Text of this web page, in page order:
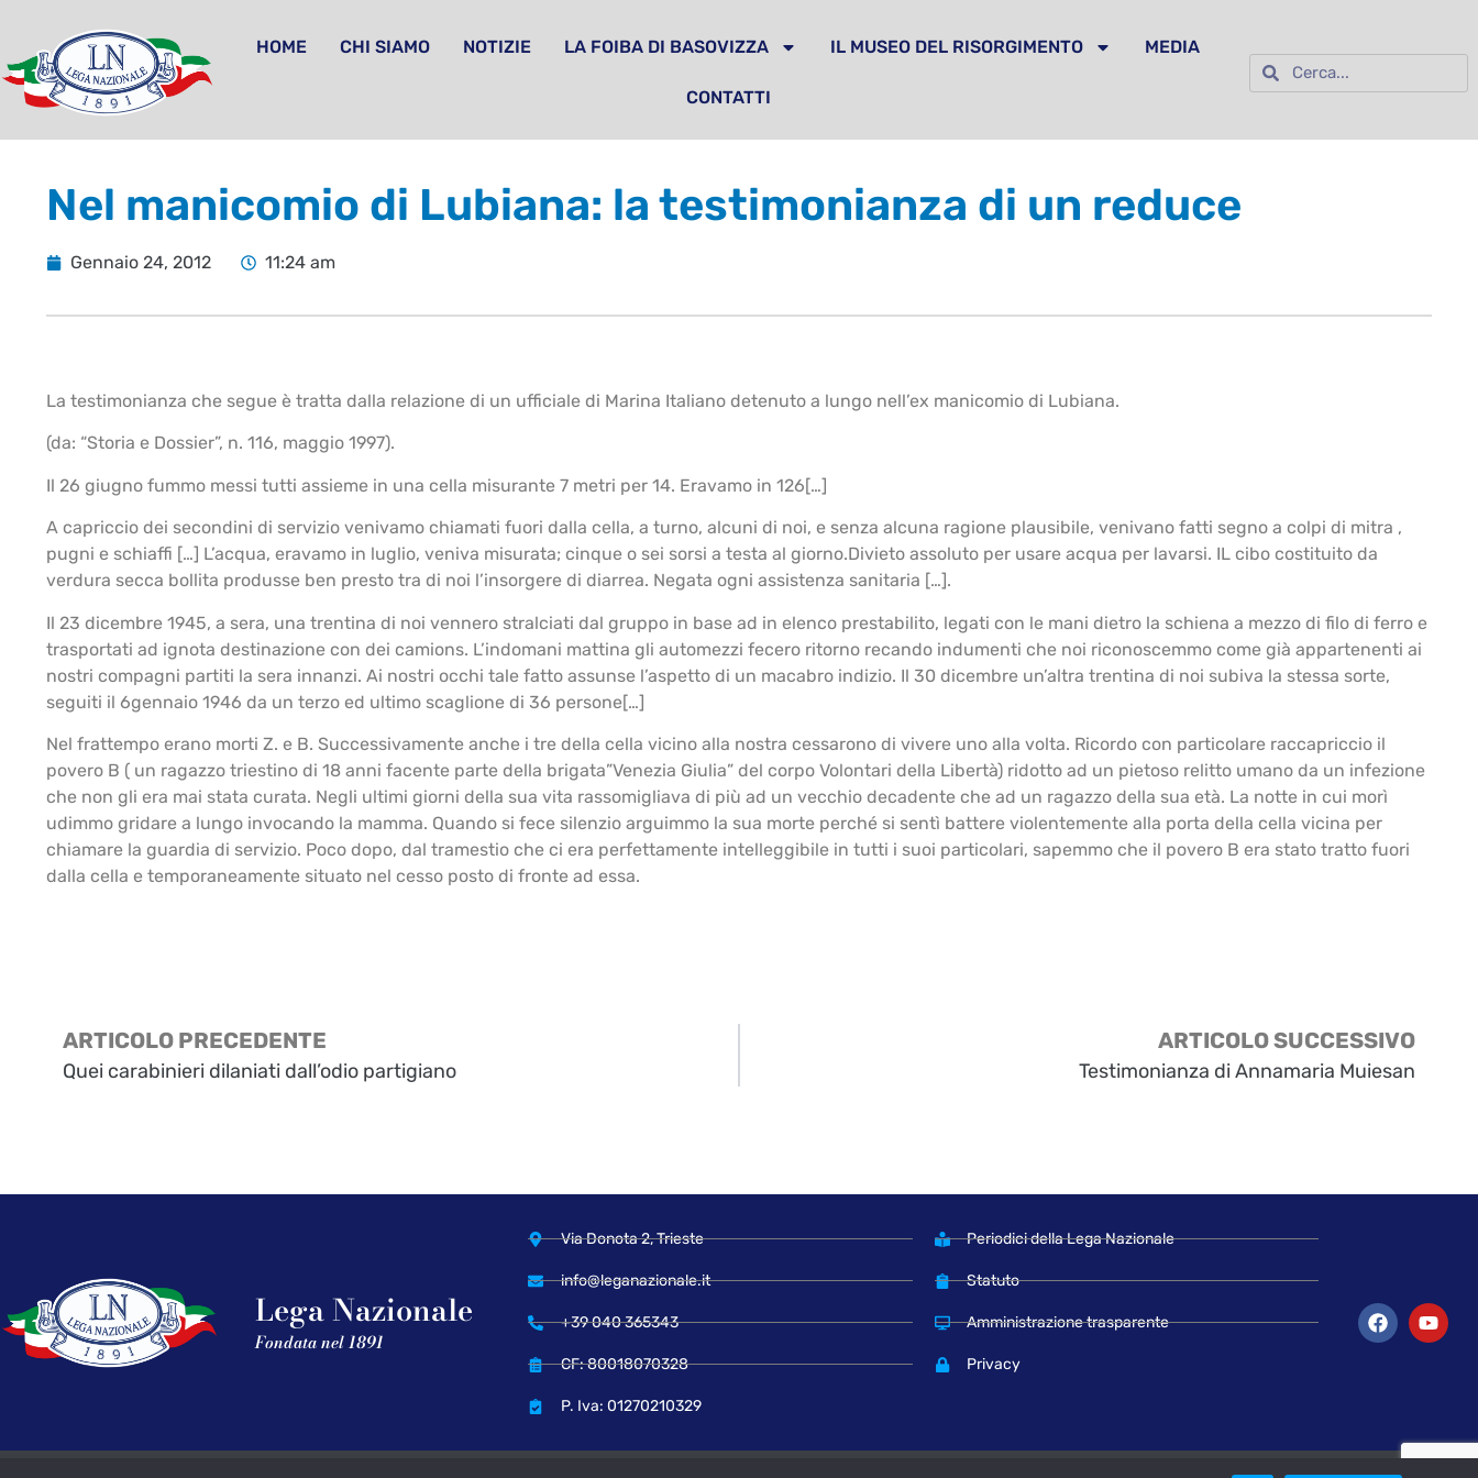
HOME CHI SIAMO NOTIZIE LA FOIBA DI BASOVIZZA IL MUSEO DEL RISORGIMENTO MEDIA
CONTATTI
Nel manicomio di Lubiana: la testimonianza di un reduce
Gennaio 24, 2012 11:24 am
La testimonianza che segue è tratta dalla relazione di un ufficiale di Marina Italiano detenuto a lungo nell’ex manicomio di Lubiana.
(da: “Storia e Dossier”, n. 116, maggio 1997).
Il 26 giugno fummo messi tutti assieme in una cella misurante 7 metri per 14. Eravamo in 126[…]
A capriccio dei secondini di servizio venivamo chiamati fuori dalla cella, a turno, alcuni di noi, e senza alcuna ragione plausibile, venivano fatti segno a colpi di mitra ,
pugni e schiaffi […] L’acqua, eravamo in luglio, veniva misurata; cinque o sei sorsi a testa al giorno.Divieto assoluto per usare acqua per lavarsi. IL cibo costituito da
verdura secca bollita produsse ben presto tra di noi l’insorgere di diarrea. Negata ogni assistenza sanitaria […].
Il 23 dicembre 1945, a sera, una trentina di noi vennero stralciati dal gruppo in base ad in elenco prestabilito, legati con le mani dietro la schiena a mezzo di filo di ferro e
trasportati ad ignota destinazione con dei camions. L’indomani mattina gli automezzi fecero ritorno recando indumenti che noi riconoscemmo come già appartenenti ai
nostri compagni partiti la sera innanzi. Ai nostri occhi tale fatto assunse l’aspetto di un macabro indizio. Il 30 dicembre un’altra trentina di noi subiva la stessa sorte,
seguiti il 6gennaio 1946 da un terzo ed ultimo scaglione di 36 persone[…]
Nel frattempo erano morti Z. e B. Successivamente anche i tre della cella vicino alla nostra cessarono di vivere uno alla volta. Ricordo con particolare raccapriccio il
povero B ( un ragazzo triestino di 18 anni facente parte della brigata”Venezia Giulia” del corpo Volontari della Libertà) ridotto ad un pietoso relitto umano da un infezione
che non gli era mai stata curata. Negli ultimi giorni della sua vita rassomigliava di più ad un vecchio decadente che ad un ragazzo della sua età. La notte in cui morì
udimmo gridare a lungo invocando la mamma. Quando si fece silenzio arguimmo la sua morte perché si sentì battere violentemente alla porta della cella vicina per
chiamare la guardia di servizio. Poco dopo, dal tramestio che ci era perfettamente intelleggibile in tutti i suoi particolari, sapemmo che il povero B era stato tratto fuori
dalla cella e temporaneamente situato nel cesso posto di fronte ad essa.
ARTICOLO PRECEDENTE
Quei carabinieri dilaniati dall’odio partigiano
ARTICOLO SUCCESSIVO
Testimonianza di Annamaria Muiesan
Lega Nazionale
Fondata nel 1891
Via Donota 2, Trieste
info@leganazionale.it
+39 040 365343
CF: 80018070328
P. Iva: 01270210329
Periodici della Lega Nazionale
Statuto
Amministrazione trasparente
Privacy